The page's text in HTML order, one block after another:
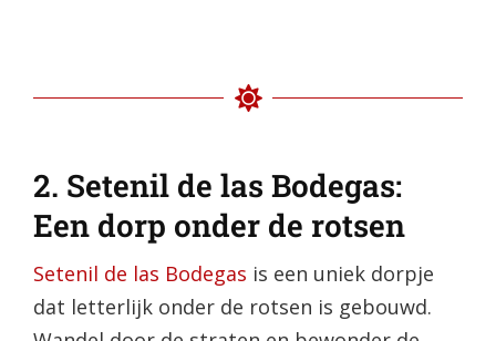
2. Setenil de las Bodegas:
Een dorp onder de rotsen
Setenil de las Bodegas is een uniek dorpje
dat letterlijk onder de rotsen is gebouwd.